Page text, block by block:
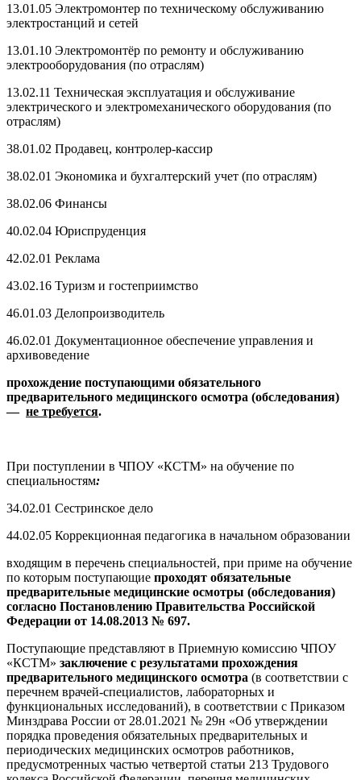
13.01.05 Электромонтер по техническому обслуживанию
электростанций и сетей
13.01.10 Электромонтёр по ремонту и обслуживанию
электрооборудования (по отраслям)
13.02.11 Техническая эксплуатация и обслуживание
электрического и электромеханического оборудования (по
отраслям)
38.01.02 Продавец, контролер-кассир
38.02.01 Экономика и бухгалтерский учет (по отраслям)
38.02.06 Финансы
40.02.04 Юриспруденция
42.02.01 Реклама
43.02.16 Туризм и гостеприимство
46.01.03 Делопроизводитель
46.02.01 Документационное обеспечение управления и
архивоведение
прохождение поступающими обязательного
предварительного медицинского осмотра (обследования)
— не требуется.
При поступлении в ЧПОУ «КСТМ» на обучение по
специальностям:
34.02.01 Сестринское дело
44.02.05 Коррекционная педагогика в начальном образовании
входящим в перечень специальностей, при приме на обучение
по которым поступающие проходят обязательные
предварительные медицинские осмотры (обследования)
согласно Постановлению Правительства Российской
Федерации от 14.08.2013 № 697.
Поступающие представляют в Приемную комиссию ЧПОУ
«КСТМ» заключение с результатами прохождения
предварительного медицинского осмотра (в соответствии с
перечнем врачей-специалистов, лабораторных и
функциональных исследований), в соответствии с Приказом
Минздрава России от 28.01.2021 № 29н «Об утверждении
порядка проведения обязательных предварительных и
периодических медицинских осмотров работников,
предусмотренных частью четвертой статьи 213 Трудового